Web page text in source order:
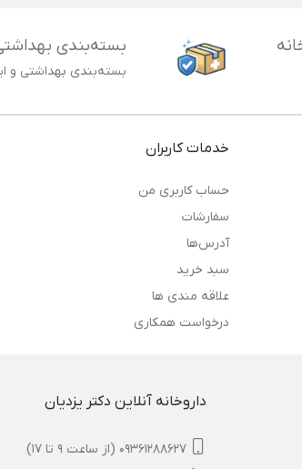
بسته‌بندی
بسته‌بندی بهداشتی و
خدمات کاربران
حساب کاربری من
سفارشات
آدرس‌ها
سبد خرید
علاقه مندی ها
درخواست همکاری
داروخانه آنلاین دکتر یزدیان
09361288627 (از ساعت 9 تا 17)